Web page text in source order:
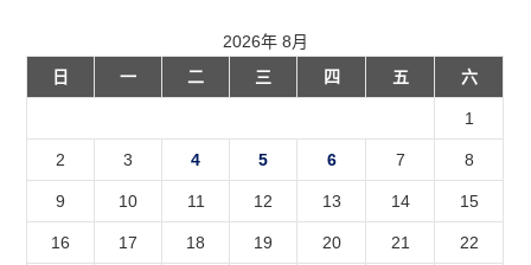
2026年 8月
日
一 二 三 四 五 六
1
2 3 4 5 6 7 8
9 10 11 12 13 14 15
16 17 18 19 20 21 22